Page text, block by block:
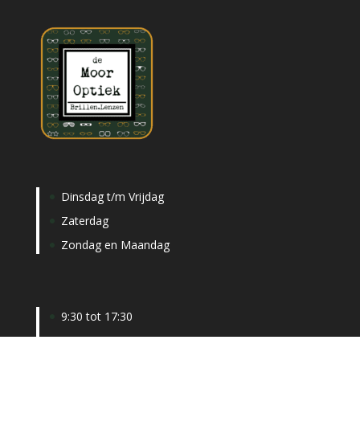
Dinsdag t/m Vrijdag
Zaterdag
Zondag en Maandag
9:30 tot 17:30
9:30 tot 16:00